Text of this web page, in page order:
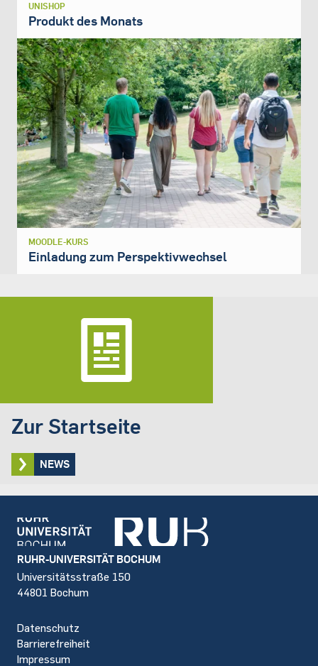
UNISHOP
Produkt des Monats
MOODLE-KURS
Einladung zum Perspektivwechsel
Zur Startseite
NEWS
Footer
RUHR-UNIVERSITÄT BOCHUM
Universitätsstraße 150
44801 Bochum
Datenschutz
Barrierefreiheit
Impressum